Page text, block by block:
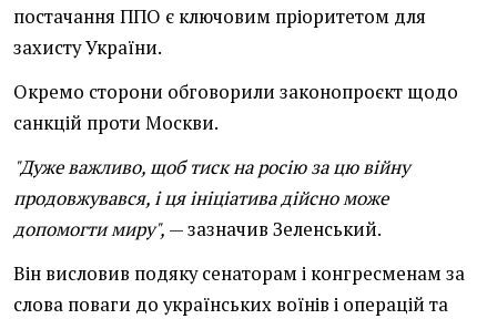
постачання ППО є ключовим пріоритетом для
захисту України.
Окремо сторони обговорили законопроєкт щодо
санкцій проти Москви.
"Дуже важливо, щоб тиск на росію за цю війну
продовжувався, і ця ініціатива дійсно може
допомогти миру", — зазначив Зеленський.
Він висловив подяку сенаторам і конгресменам за
слова поваги до українських воїнів і операцій та